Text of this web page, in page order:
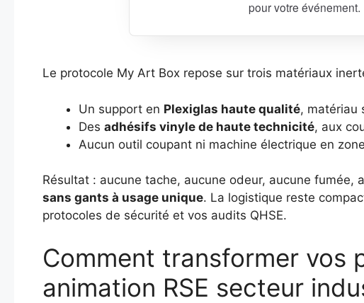
pour votre événement.
Le protocole My Art Box repose sur trois matériaux
Un support en Plexiglas haute qualité, matériau
Des adhésifs vinyle de haute technicité, aux
Aucun outil coupant ni machine électrique en
Résultat : aucune tache, aucune odeur, aucune fumée,
sans gants à usage unique. La logistique reste
protocoles de sécurité et vos audits QHSE.
Comment transformer vos
animation RSE secteur